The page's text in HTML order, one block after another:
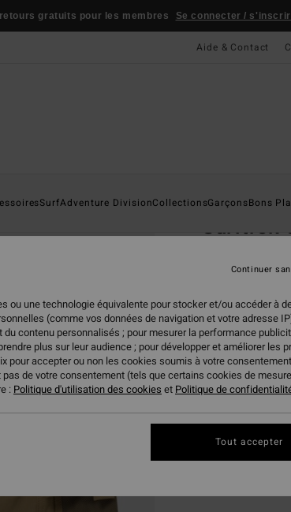
gratuits pour les membres Se connecter /
Aide & Contact
SurfAdventure DivisionCollectionsGarçonsBons
Surftrek
Short cargo
CouleurGravel
S M
ou une technologie équivalente pour stocker et/ou accéder à
(comme vos données de navigation et votre adresse
contenu personnalisés ; pour mesurer la performance
plus sur leur audience ; pour développer et améliorer les
pour accepter ou non les cookies soumis à votre
de votre consentement (tels que certains cookies de mesure
: Politique d'utilisation des cookies et Politique de
Continuer
Tout accepter